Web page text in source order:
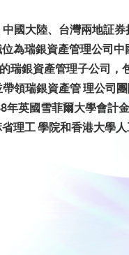
國大陸、台灣兩地証
為瑞銀資產管理公司
瑞銀資產管理子公司，
領瑞銀資產管 理公司
年英國雪菲爾大學會計
理工 學院和香港大學